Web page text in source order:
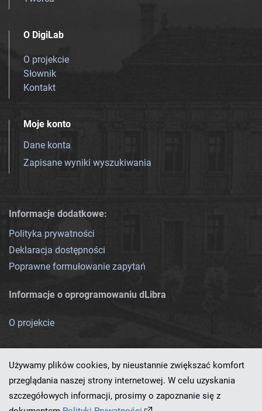
O DigiLab
O projekcie
Słownik
Kontakt
Moje konto
Dane konta
Zapisane wyniki wyszukiwania
Informacje dodatkowe:
Polityka prywatności
Deklaracja dostępności
Poprawne formułowanie zapytań
Informacje o oprogramowaniu dLibra
O projekcie
Ten serwis działa dzięki oprogramowaniu
Używamy plików cookies, by nieustannie zwiększać komfort
przeglądania naszej strony internetowej. W celu uzyskania
szczegółowych informacji, prosimy o zapoznanie się z